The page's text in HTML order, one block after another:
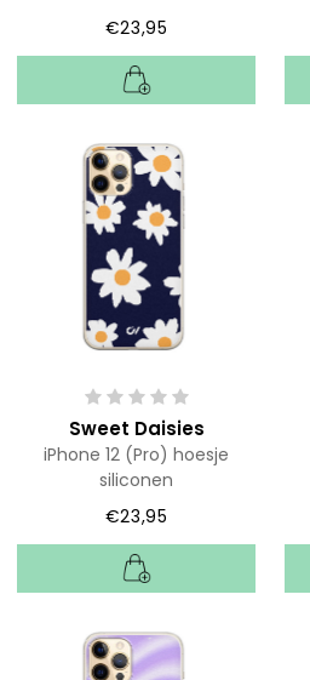
€23,95
Sweet Daisies
iPhone 12 (Pro) hoesje
siliconen
€23,95